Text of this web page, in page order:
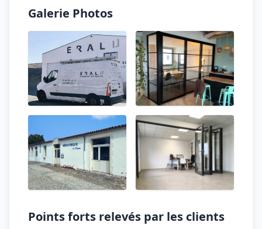
Galerie Photos
Points forts relevés par les clients